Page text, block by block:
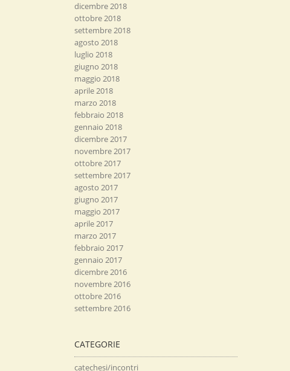
dicembre 2018
ottobre 2018
settembre 2018
agosto 2018
luglio 2018
giugno 2018
maggio 2018
aprile 2018
marzo 2018
febbraio 2018
gennaio 2018
dicembre 2017
novembre 2017
ottobre 2017
settembre 2017
agosto 2017
giugno 2017
maggio 2017
aprile 2017
marzo 2017
febbraio 2017
gennaio 2017
dicembre 2016
novembre 2016
ottobre 2016
settembre 2016
CATEGORIE
catechesi/incontri